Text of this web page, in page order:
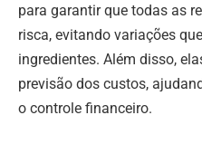
para garantir que todas as
risca, evitando variações
ingredientes. Além disso,
previsão dos custos,
o controle financeiro.